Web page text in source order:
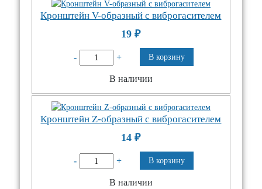
Кронштейн V-образный с виброгасителем
19₽
- + В корзину
В наличии
Кронштейн Z-образный с виброгасителем
14₽
- + В корзину
В наличии